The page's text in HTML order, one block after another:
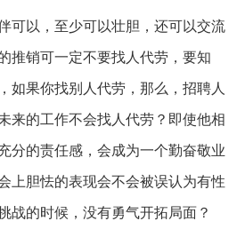
可以，至少可以壮胆，还可以交流
推销可一定不要找人代劳，要知
如果你找别人代劳，那么，招聘人
来的工作不会找人代劳？即使他相
分的责任感，会成为一个勤奋敬业
上胆怯的表现会不会被误认为有性
战的时候，没有勇气开拓局面？